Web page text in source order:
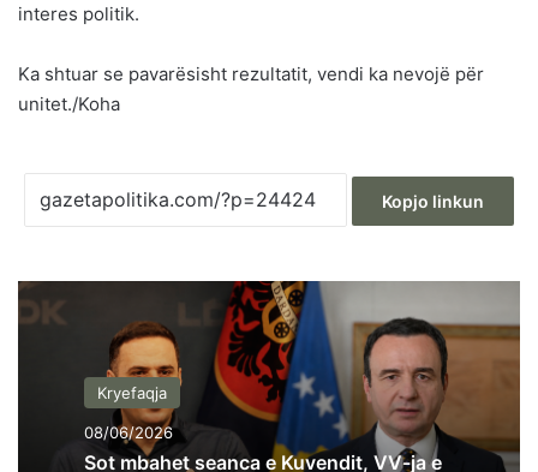
interes politik.
Ka shtuar se pavarësisht rezultatit, vendi ka nevojë për
unitet./Koha
Kopjo linkun
Kryefaqja
08/06/2026
Sot mbahet seanca e Kuvendit, VV-ja e